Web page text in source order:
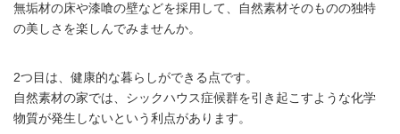
無垢材の床や漆喰の壁などを採用して、自然素材そのものの独特
の美しさを楽しんでみませんか。
2つ目は、健康的な暮らしができる点です。
自然素材の家では、シックハウス症候群を引き起こすような化学
物質が発生しないという利点があります。